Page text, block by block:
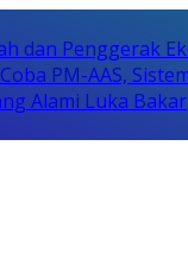
dan Penggerak
PM-AAS,
Alami Luka Bakar